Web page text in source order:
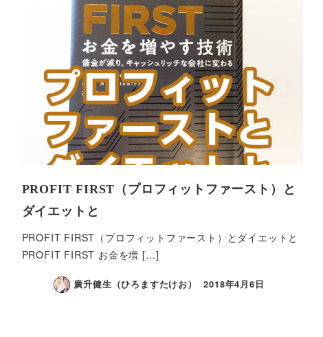
PROFIT FIRST（プロフィットファースト）と
ダイエットと
PROFIT FIRST（プロフィットファースト）とダイエットと
PROFIT FIRST お金を増 […]
廣升健生（ひろますたけお） 2018年4月6日